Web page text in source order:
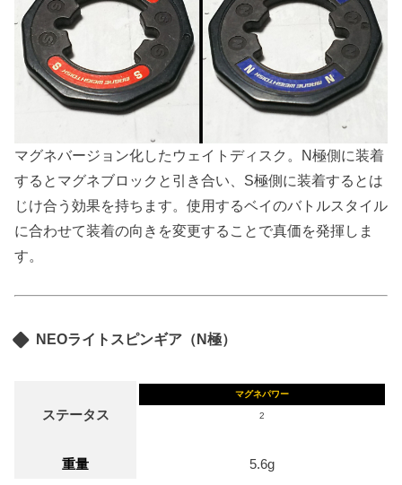
マグネバージョン化したウェイトディスク。N極側に装着
するとマグネブロックと引き合い、S極側に装着するとは
じけ合う効果を持ちます。使用するベイのバトルスタイル
に合わせて装着の向きを変更することで真価を発揮しま
す。
NEOライトスピンギア（N極）
ステータス
マグネパワー
2
重量 5.6g